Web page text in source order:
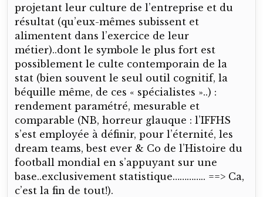
projetant leur culture de l’entreprise et du
résultat (qu’eux-mêmes subissent et
alimentent dans l’exercice de leur
métier)..dont le symbole le plus fort est
possiblement le culte contemporain de la
stat (bien souvent le seul outil cognitif, la
béquille même, de ces « spécialistes »..) :
rendement paramétré, mesurable et
comparable (NB, horreur glauque : l’IFFHS
s’est employée à définir, pour l’éternité, les
dream teams, best ever & Co de l’Histoire du
football mondial en s’appuyant sur une
base..exclusivement statistique………….. ==> Ca,
c’est la fin de tout!).